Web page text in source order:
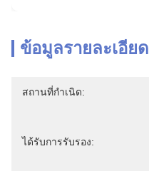
ข้อมูลรายละเอียด
สถานที่กำเนิด:
ได้รับการรับรอง: